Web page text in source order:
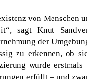
von Menschen
sagt Knut
der
zu erkennen, ob
wurde erstmals
erfüllt – und